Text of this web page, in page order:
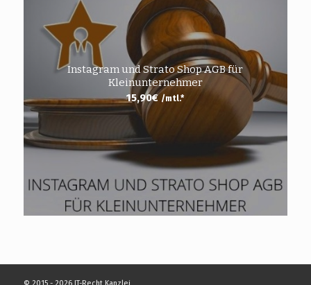
Instagram und Strato Shop AGB für
Kleinunternehmer
15,90€ /mtl.*
© 2015 - 2026 IT-Recht Kanzlei